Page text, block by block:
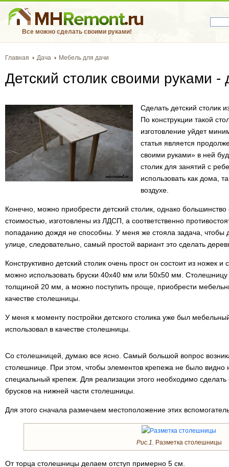
Все можно сделать своими руками!
Главная Дача Мебель для дачи
Детский столик своими руками
Сделать детский столик
По конструкции такой
изготовление уйдет
статья является
своими руками» в ней
столик для занятий с
использовать как дома,
воздухе.
Конечно, можно приобрести детский столик, однако
стоимостью, изготовлены из ЛДСП, а соответственно
попаданию дождя не способны. У меня же стояла задача, чтобы
улице, следовательно, самый простой вариант это сделать
Конструктивно детский столик очень прост он состоит из ножек
можно использовать бруски 40х40 мм или 50х50 мм. Столешницу
толщиной 20 мм, а можно поступить проще, приобрести
качестве столешницы.
У меня к моменту постройки детского столика уже был
использовал в качестве столешницы.
Со столешницей, думаю все ясно. Самый большой вопрос
столешнице. При этом, чтобы элементов крепежа не было видно
специальный крепеж. Для реализации этого необходимо
брусков на нижней части столешницы.
Для этого сначала размечаем местоположение этих
Рис.1. Разметка столешницы
От торца столешницы делаем отступ примерно 5 см.